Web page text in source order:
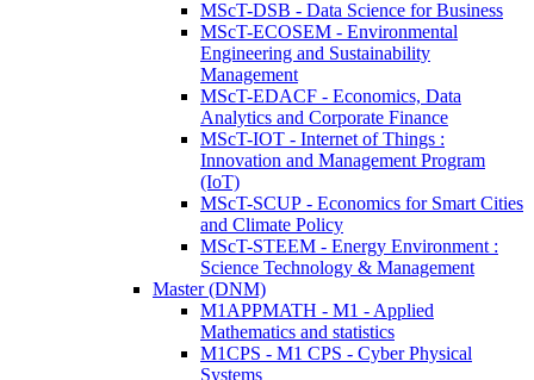
MScT-DSB - Data Science for Business
MScT-ECOSEM - Environmental
Engineering and Sustainability
Management
MScT-EDACF - Economics, Data
Analytics and Corporate Finance
MScT-IOT - Internet of Things :
Innovation and Management Program
(IoT)
MScT-SCUP - Economics for Smart Cities
and Climate Policy
MScT-STEEM - Energy Environment :
Science Technology & Management
Master (DNM)
M1APPMATH - M1 - Applied
Mathematics and statistics
M1CPS - M1 CPS - Cyber Physical
Systems